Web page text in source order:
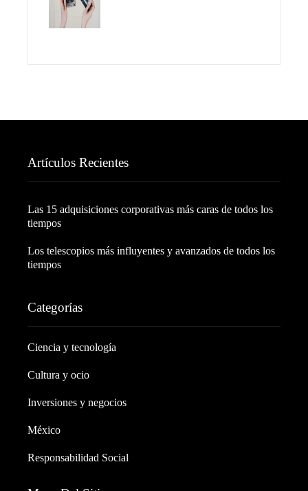
Artículos Recientes
Las 15 adquisiciones corporativas más caras de todos los
tiempos
Los telescopios más influyentes y avanzados de todos los
tiempos
Categorías
Ciencia y tecnología
Cultura y ocio
Inversiones y negocios
México
Responsabilidad Social